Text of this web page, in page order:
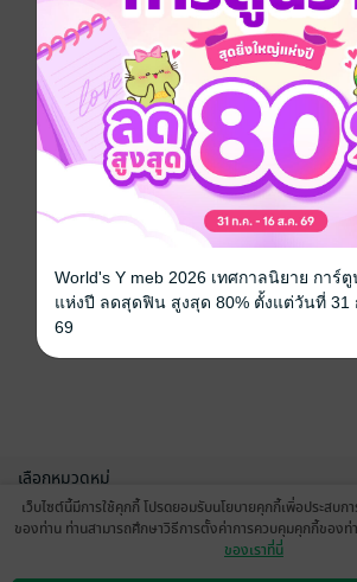
เลือกหมวดหมู่
บริการช่วยเหลือ
เว็บไซต์นี้มีการใช้คุกกี้ โปรดยอมรับนโยบายคุกกี้เพื่อประสบ
ของท่าน ท่านสามารถศึกษาวิธีการตั้งค่าการควบคุมคุกกี้ของท่
ของเราที่นี่
World's Y meb 2026 เทศกาลนิยาย การ์
แห่งปี ลดสุดฟิน สูงสุด 80% ตั้งแต่วันที่ 31
69